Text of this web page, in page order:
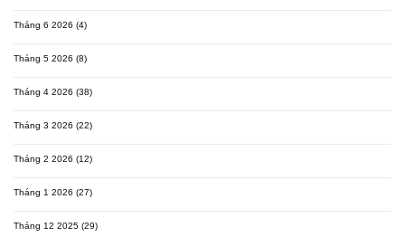
Tháng 6 2026 (4)
Tháng 5 2026 (8)
Tháng 4 2026 (38)
Tháng 3 2026 (22)
Tháng 2 2026 (12)
Tháng 1 2026 (27)
Tháng 12 2025 (29)